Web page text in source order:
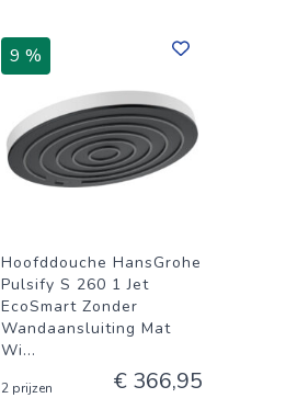
9 %
Hoofddouche HansGrohe
Pulsify S 260 1 Jet
EcoSmart Zonder
Wandaansluiting Mat
Wi...
2 prijzen € 366,95